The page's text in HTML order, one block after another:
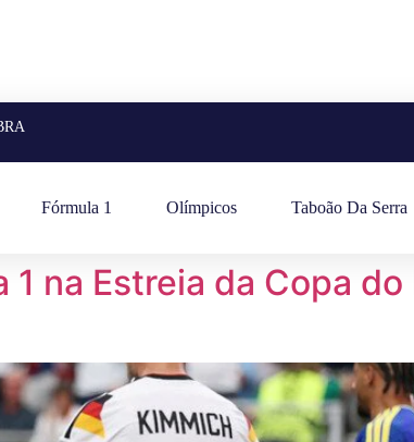
Fórmula 1 Olímpicos Taboão Da Serra
na Estreia da Copa